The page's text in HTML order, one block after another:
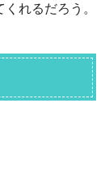
れるだろう。